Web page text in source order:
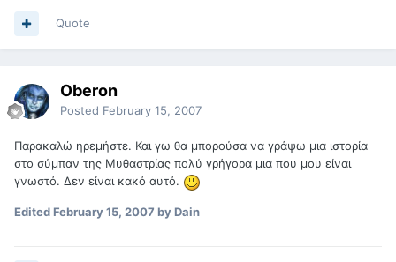
Quote
Oberon
Posted February 15, 2007
Παρακαλώ ηρεμήστε. Και γω θα μπορούσα να γράψω μια ιστορία
στο σύμπαν της Μυθαστρίας πολύ γρήγορα μια που μου είναι
γνωστό. Δεν είναι κακό αυτό.
EditedFebruary 15, 2007 by Dain